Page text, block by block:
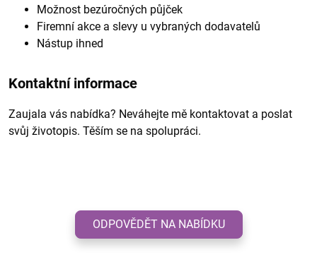
Možnost bezúročných půjček
Firemní akce a slevy u vybraných dodavatelů
Nástup ihned
Kontaktní informace
Zaujala vás nabídka? Neváhejte mě kontaktovat a poslat
svůj životopis. Těším se na spolupráci.
ODPOVĚDĚT NA NABÍDKU